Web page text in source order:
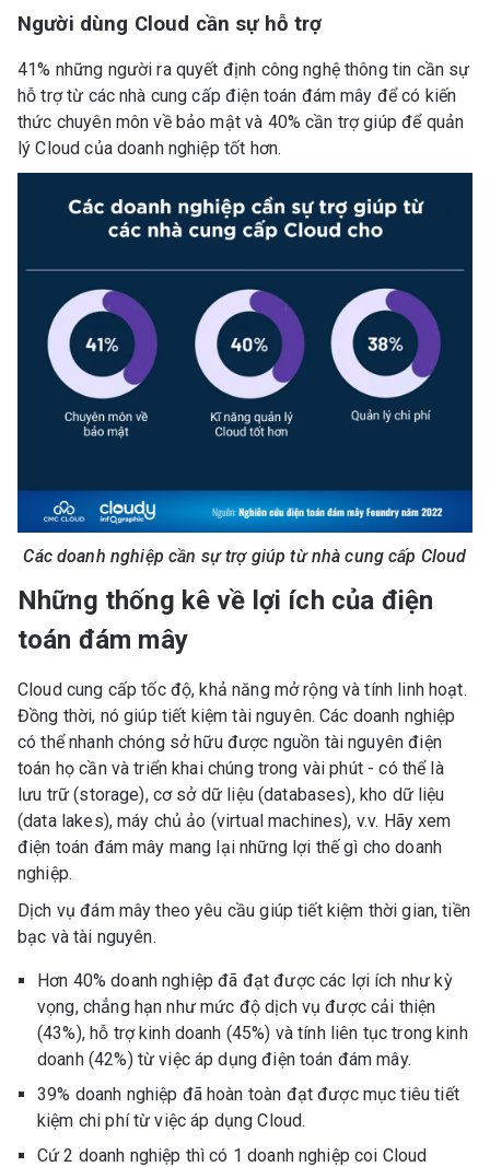
Người dùng Cloud cần sự hỗ trợ
41% những người ra quyết định công nghệ thông tin cần sự
hỗ trợ từ các nhà cung cấp điện toán đám mây để có kiến
thức chuyên môn về bảo mật và 40% cần trợ giúp để quản
lý Cloud của doanh nghiệp tốt hơn.
Các doanh nghiệp cần sự trợ giúp từ nhà cung cấp Cloud
Những thống kê về lợi ích của điện
toán đám mây
Cloud cung cấp tốc độ, khả năng mở rộng và tính linh hoạt.
Đồng thời, nó giúp tiết kiệm tài nguyên. Các doanh nghiệp
có thể nhanh chóng sở hữu được nguồn tài nguyên điện
toán họ cần và triển khai chúng trong vài phút - có thể là
lưu trữ (storage), cơ sở dữ liệu (databases), kho dữ liệu
(data lakes), máy chủ ảo (virtual machines), v.v. Hãy xem
điện toán đám mây mang lại những lợi thế gì cho doanh
nghiệp.
Dịch vụ đám mây theo yêu cầu giúp tiết kiệm thời gian, tiền
bạc và tài nguyên.
Hơn 40% doanh nghiệp đã đạt được các lợi ích như kỳ
vọng, chẳng hạn như mức độ dịch vụ được cải thiện
(43%), hỗ trợ kinh doanh (45%) và tính liên tục trong kinh
doanh (42%) từ việc áp dụng điện toán đám mây.
39% doanh nghiệp đã hoàn toàn đạt được mục tiêu tiết
kiệm chi phí từ việc áp dụng Cloud.
Cứ 2 doanh nghiệp thì có 1 doanh nghiệp coi Cloud